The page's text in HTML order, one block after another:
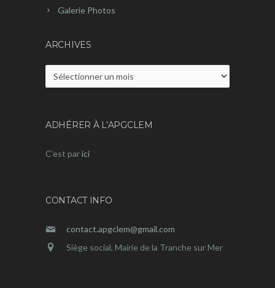
Galerie Photos
ARCHIVES
Archives
ADHÉRER À L’APGCLEM
C’est parici
CONTACT INFO
contact.apgclem@gmail.com
Siège social, Mairie de la Tranche sur Mer